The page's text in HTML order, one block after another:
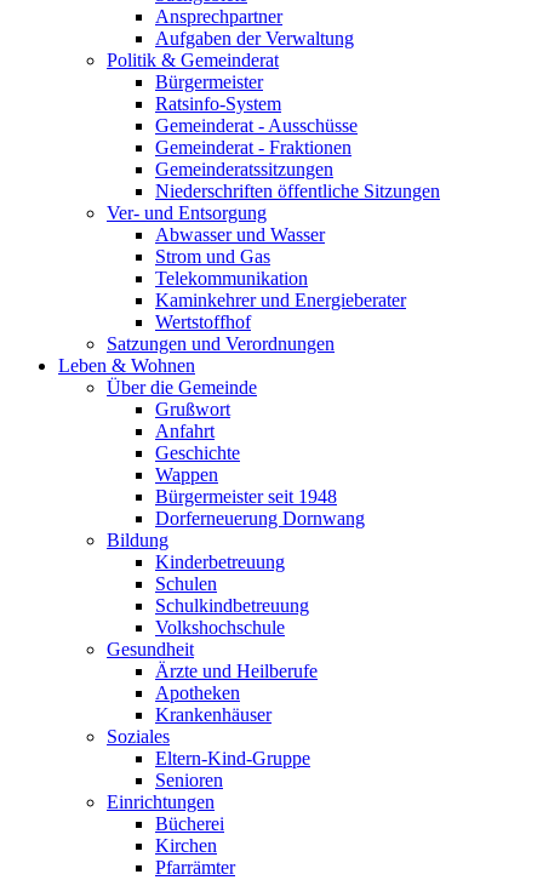
Ansprechpartner
Aufgaben der Verwaltung
Politik & Gemeinderat
Bürgermeister
Ratsinfo-System
Gemeinderat - Ausschüsse
Gemeinderat - Fraktionen
Gemeinderatssitzungen
Niederschriften öffentliche Sitzungen
Ver- und Entsorgung
Abwasser und Wasser
Strom und Gas
Telekommunikation
Kaminkehrer und Energieberater
Wertstoffhof
Satzungen und Verordnungen
Leben & Wohnen
Über die Gemeinde
Grußwort
Anfahrt
Geschichte
Wappen
Bürgermeister seit 1948
Dorferneuerung Dornwang
Bildung
Kinderbetreuung
Schulen
Schulkindbetreuung
Volkshochschule
Gesundheit
Ärzte und Heilberufe
Apotheken
Krankenhäuser
Soziales
Eltern-Kind-Gruppe
Senioren
Einrichtungen
Bücherei
Kirchen
Pfarrämter